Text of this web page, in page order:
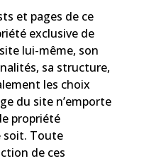
et pages de ce
exclusive de
lui-même, son
sa structure,
les choix
du site n’emporte
propriété
soit. Toute
de ces